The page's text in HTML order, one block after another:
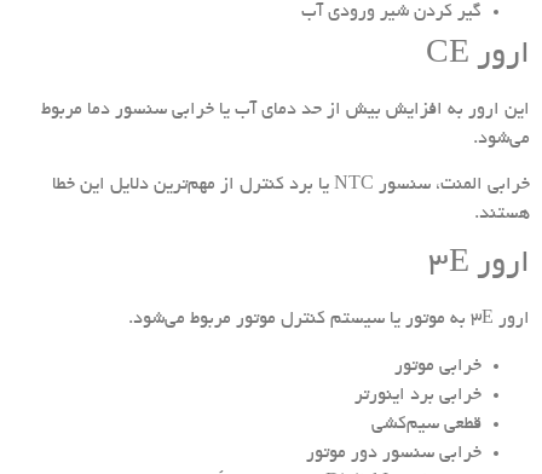
گیر کردن شیر ورودی آب
ارور CE
این ارور به افزایش بیش از حد دمای آب یا خرابی سنسور دما مربوط
می‌شود.
خرابی المنت، سنسور NTC یا برد کنترل از مهم‌ترین دلایل این خطا
هستند.
ارور 3E
ارور 3E به موتور یا سیستم کنترل موتور مربوط می‌شود.
خرابی موتور
خرابی برد اینورتر
قطعی سیم‌کشی
خرابی سنسور دور موتور